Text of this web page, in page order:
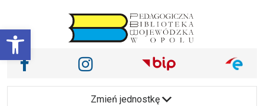
Otwórz pasek narzędzi
Main Navigation
Nasze media społecznościowe i inne
Facebook Instagram
Zmień jednostkę